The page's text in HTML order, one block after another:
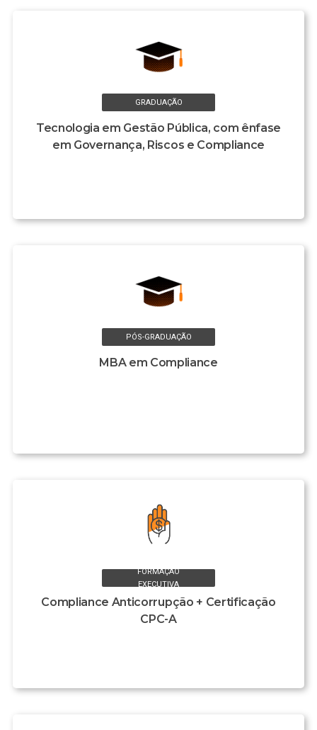
GRADUAÇÃO
Tecnologia em Gestão Pública, com ênfase
em Governança, Riscos e Compliance
PÓS-GRADUAÇÃO
MBA em Compliance
FORMAÇÃO
EXECUTIVA
Compliance Anticorrupção + Certificação
CPC-A